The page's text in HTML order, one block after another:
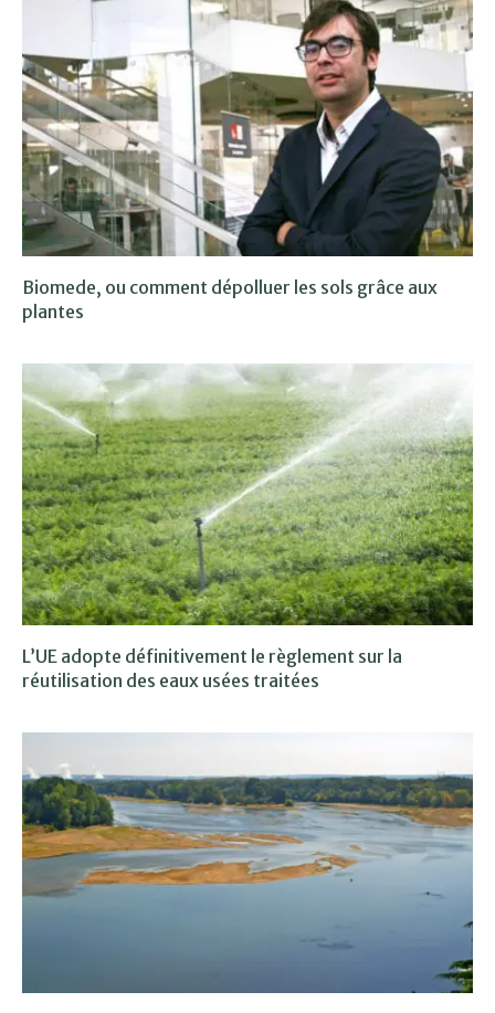
Biomede, ou comment dépolluer les sols grâce aux
plantes
L’UE adopte définitivement le règlement sur la
réutilisation des eaux usées traitées